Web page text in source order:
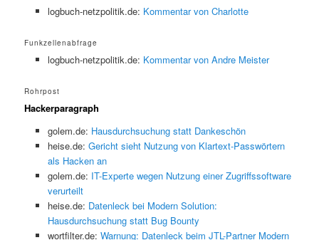
logbuch-netzpolitik.de: Kommentar von Charlotte
Funkzellenabfrage
logbuch-netzpolitik.de: Kommentar von Andre Meister
Rohrpost
Hackerparagraph
golem.de: Hausdurchsuchung statt Dankeschön
heise.de: Gericht sieht Nutzung von Klartext-Passwörtern
als Hacken an
golem.de: IT-Experte wegen Nutzung einer Zugriffssoftware
verurteilt
heise.de: Datenleck bei Modern Solution:
Hausdurchsuchung statt Bug Bounty
wortfilter.de: Warnung: Datenleck beim JTL-Partner Modern